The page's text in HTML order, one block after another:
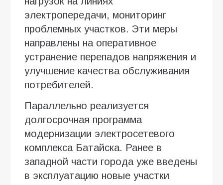
электропередачи, мониторинг
проблемных участков. Эти меры
направлены на оперативное
устранение перепадов напряжения и
улучшение качества обслуживания
потребителей.
Параллельно реализуется
долгосрочная программа
модернизации электросетевого
комплекса Батайска. Ранее в
западной части города уже введены
в эксплуатацию новые участки